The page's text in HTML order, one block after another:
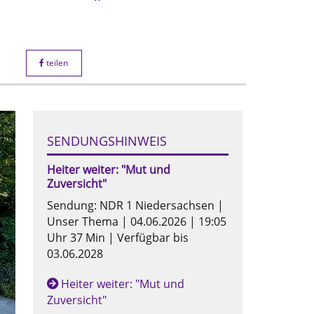
teilen
SENDUNGSHINWEIS
Heiter weiter: "Mut und
Zuversicht"
Sendung: NDR 1 Niedersachsen |
Unser Thema | 04.06.2026 | 19:05
Uhr 37 Min | Verfügbar bis
03.06.2028
Heiter weiter: "Mut und
Zuversicht"